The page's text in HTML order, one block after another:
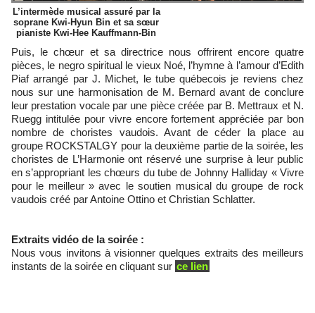
L’intermède musical assuré par la
soprane Kwi-Hyun Bin et sa sœur
pianiste Kwi-Hee Kauffmann-Bin
Puis, le chœur et sa directrice nous offrirent encore quatre
pièces, le negro spiritual le vieux Noé, l’hymne à l’amour d’Edith
Piaf arrangé par J. Michet, le tube québecois je reviens chez
nous sur une harmonisation de M. Bernard avant de conclure
leur prestation vocale par une pièce créée par B. Mettraux et N.
Ruegg intitulée pour vivre encore fortement appréciée par bon
nombre de choristes vaudois. Avant de céder la place au
groupe ROCKSTALGY pour la deuxième partie de la soirée, les
choristes de L’Harmonie ont réservé une surprise à leur public
en s’appropriant les chœurs du tube de Johnny Halliday « Vivre
pour le meilleur » avec le soutien musical du groupe de rock
vaudois créé par Antoine Ottino et Christian Schlatter.
Extraits vidéo de la soirée :
Nous vous invitons à visionner quelques extraits des meilleurs
instants de la soirée en cliquant sur ce lien